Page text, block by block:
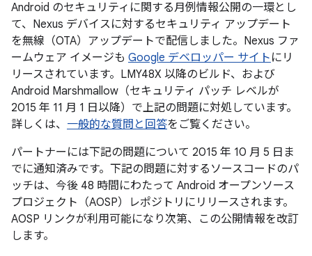
Android のセキュリティに関する月例情報公開の一環とし
て、Nexus デバイスに対するセキュリティ アップデート
を無線（OTA）アップデートで配信しました。Nexus ファ
ームウェア イメージも Google デベロッパー サイト にリ
リースされています。LMY48X 以降のビルド、および
Android Marshmallow（セキュリティ パッチ レベルが
2015 年 11 月 1 日以降）で上記の問題に対処しています。
詳しくは、 一般的な質問と回答をご覧ください。
パートナーには下記の問題について 2015 年 10 月 5 日ま
でに通知済みです。下記の問題に対するソースコードのパ
ッチは、今後 48 時間にわたって Android オープンソース
プロジェクト（AOSP）レポジトリにリリースされます。
AOSP リンクが利用可能になり次第、この公開情報を改訂
します。